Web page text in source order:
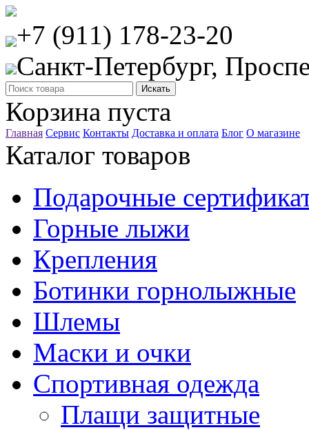
+7 (911) 178-23-20
Санкт-Петербург,
Корзина пуста
Главная Сервис Контакты Доставка и оплата Блог О магазине
Каталог товаров
Подарочные
Горные лыжи
Крепления
Ботинки горнолыжные
Шлемы
Маски и очки
Спортивная одежда
Плащи защитные